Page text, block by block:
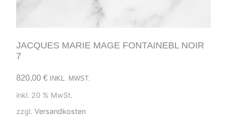
JACQUES MARIE MAGE FONTAINEBL NOIR
7
820,00 € INKL. MWST.
inkl. 20 % MwSt.
zzgl. Versandkosten